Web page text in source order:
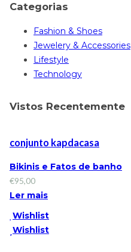
Categorias
Fashion & Shoes
Jewelery & Accessories
Lifestyle
Technology
Vistos Recentemente
conjunto kapdacasa
Bikinis e Fatos de banho
€95,00
Ler mais
Wishlist
Wishlist